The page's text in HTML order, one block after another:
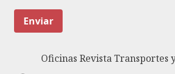
Enviar
Oficinas Revista Transportes